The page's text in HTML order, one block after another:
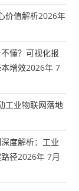
价值解析2026年
懂？可视化报
增效2026年 7
工业物联网落地
度解析：工业
径2026年 7月